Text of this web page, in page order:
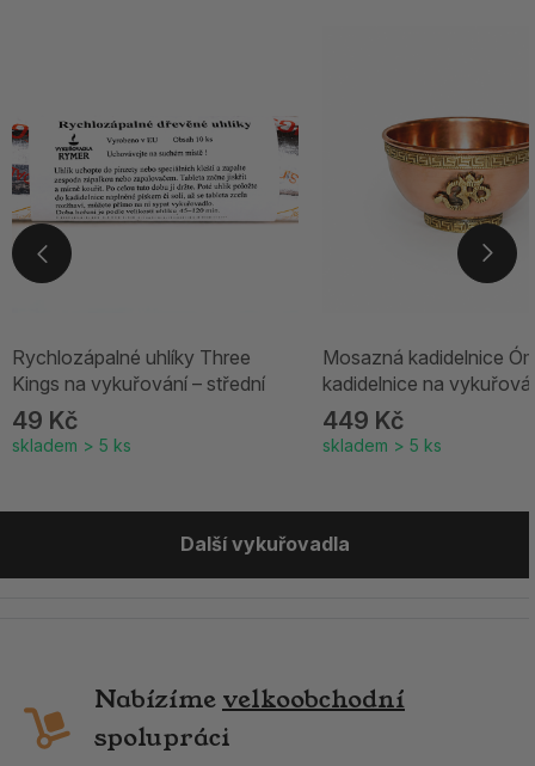
Rychlozápalné uhlíky Three
Kings na vykuřování – střední
49 Kč
skladem > 5 ks
Mosazná kadidelnice
kadidelnice na
449 Kč
skladem > 5 ks
Další vykuřovadla
Nabízíme velkoobchodní
spolupráci